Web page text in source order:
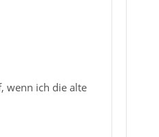
wenn ich die alte